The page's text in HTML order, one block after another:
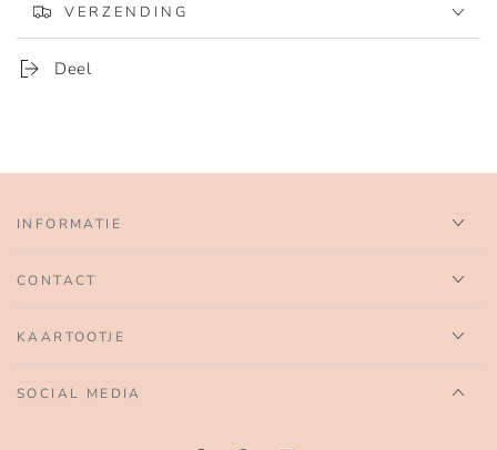
VERZENDING
Deel
INFORMATIE
CONTACT
KAARTOOTJE
SOCIAL MEDIA